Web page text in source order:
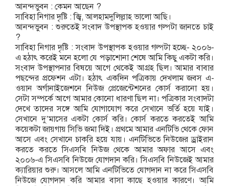
আনন্দভুবন : কেমন আছেন ?
সাবিহা নিগার দৃষ্টি : জ্বি, আলহামদুলিল্লাহ ভালো আছি।
আনন্দভুবন : শুরুতেই সংবাদ উপস্থাপক হওয়ার গল্পটা জানতে চাই
?
সাবিহা নিগার দৃষ্টি : সংবাদ উপস্থাপক হওয়ার গল্পটা হচ্ছে- ২০০৬-
এ হঠাৎ করেই মনে হলো যে পড়াশোনা শেষে আমি কিছু একটা করি।
সংবাদ উপস্থাপনার বিষয়ে আগে থেকেই আগ্রহ ছিল। আমার বাবার
পছন্দের প্রফেশন এটা। হঠাৎ একদিন পত্রিকায় দেখলাম জবস এ-
ওয়ান অর্গানাইজেশনে নিউজ প্রেজেন্টেশনের কোর্স করানো হয়।
সেটা সম্পর্কে আগে আমার কোনো ধারণা ছিল না। পত্রিকার সংবাদটা
দেখে তাদের সঙ্গে আমি যোগাযোগ করে সেখানে ভর্তি হয়ে যাই।
সেখানে দু’মাসের একটা কোর্স করি। কোর্স করতে করতেই আমি
কয়েকটা জায়গায় সিভি জমা দিই। প্রথমে আমার এনটিভি থেকে ফোন
আসে এবং সেখানে চাকরি হয়ে যায়। এনটিভিতে নিউজের ড্রাইরান
করতে করতে সিএসবি নিউজ থেকে আমার অফার আসে এবং
২০০৬-এ সিএসবি নিউজে যোগদান করি। সিএসবি নিউজেই আমার
ক্যারিয়ার শুরু। আসলে আমি এনটিভিতে যোগদান না করে সিএসবি
নিউজে যোগদান করি আমার বাসা কাছে হওয়ার কারণে। আমি